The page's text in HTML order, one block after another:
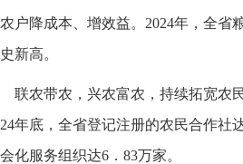
户降成本、增效益。2024年，全省
新高。
联农带农，兴农富农，持续拓宽农
年底，全省登记注册的农民合作社
化服务组织达6．83万家。